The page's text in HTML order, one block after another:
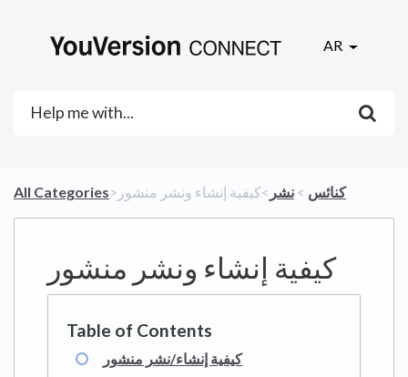
AR
All Categories ​كنائس ​ > ​ ​نشر ​>​ كيفية إنشاء ونشر منشور
كيفية إنشاء ونشر منشور
كيفية إنشاء/نشر منشور